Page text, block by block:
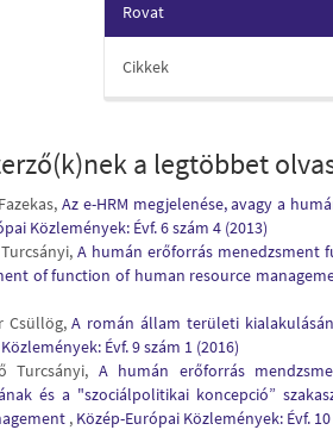
Rovat
Cikkek
a legtöbbet
Az e-HRM megjelenése, avagy a
Közlemények: Évf. 6 szám 4 (2013)
A humán erőforrás menedzsment
of function of human resource
Csüllög,A román állam területi
Évf. 9 szám 1 (2016)
Turcsányi, A humán erőforrás
és a "szociálpolitikai koncepció”
, Közép-Európai Közlemények: Évf.